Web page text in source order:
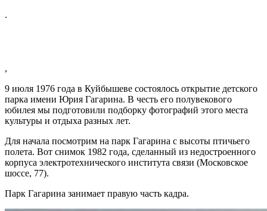
.
,
9 июля 1976 года в Куйбышеве состоялось открытие детского
парка имени Юрия Гагарина. В честь его полувекового
юбилея мы подготовили подборку фотографий этого места
культуры и отдыха разных лет.
Для начала посмотрим на парк Гагарина с высоты птичьего
полета. Вот снимок 1982 года, сделанный из недостроенного
корпуса электротехнического института связи (Московское
шоссе, 77).
Парк Гагарина занимает правую часть кадра.